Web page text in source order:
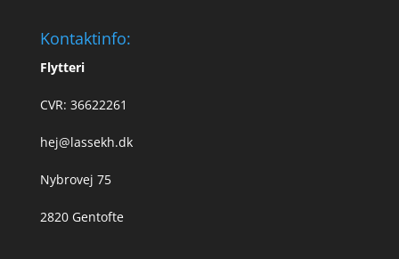
Kontaktinfo:
Flytteri
CVR: 36622261
hej@lassekh.dk
Nybrovej 75
2820 Gentofte